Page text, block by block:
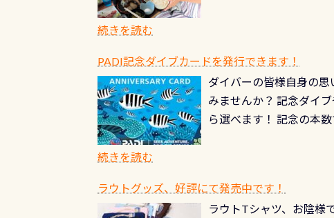
続きを読む
PADI記念ダイブカードを発行できます！
ダイバーの皆様自身の
みませんか？ 記念ダイ
ら選べます！ 記念の本
続きを読む
ラウトグッズ、好評にて発売中です！
ラウトTシャツ、お陰様